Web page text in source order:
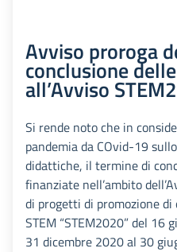
Avviso proroga
conclusione
all’Avviso
Si rende noto che in
pandemia da COvid-19
didattiche, il termine di
finanziate nell’ambito
di progetti di promozione
STEM “STEM2020” del 16
31 dicembre 2020 al 30